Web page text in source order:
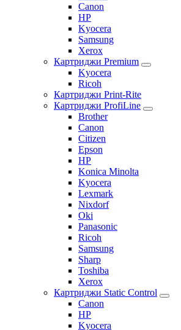
Canon
HP
Kyocera
Samsung
Xerox
Картриджи Premium
Kyocera
Ricoh
Картриджи Print-Rite
Картриджи ProfiLine
Brother
Canon
Citizen
Epson
HP
Konica Minolta
Kyocera
Lexmark
Nixdorf
Oki
Panasonic
Ricoh
Samsung
Sharp
Toshiba
Xerox
Картриджи Static Control
Canon
HP
Kyocera